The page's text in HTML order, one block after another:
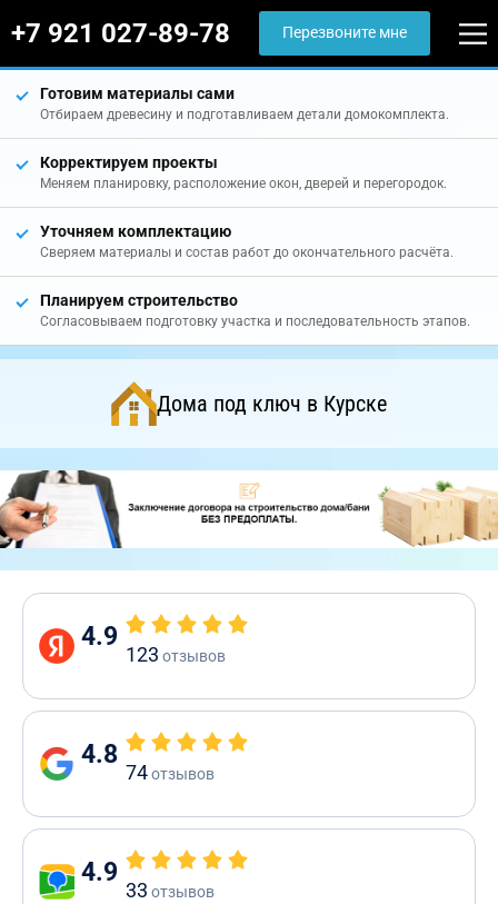
+7 921 027-89-78 Перезвоните мне
Готовим материалы сами
Отбираем древесину и подготавливаем детали домокомплекта.
Корректируем проекты
Меняем планировку, расположение окон, дверей и перегородок.
Уточняем комплектацию
Сверяем материалы и состав работ до окончательного расчёта.
Планируем строительство
Согласовываем подготовку участка и последовательность этапов.
Дома под ключ в Курске
4.9
123 отзывов
4.8
74отзывов
4.9
33 отзывов